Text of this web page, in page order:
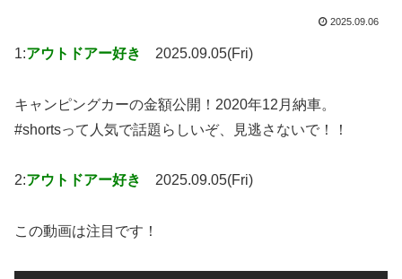
2025.09.06
1:アウトドアー好き 2025.09.05(Fri)
キャンピングカーの金額公開！2020年12月納車。
#shortsって人気で話題らしいぞ、見逃さないで！！
2:アウトドアー好き 2025.09.05(Fri)
この動画は注目です！